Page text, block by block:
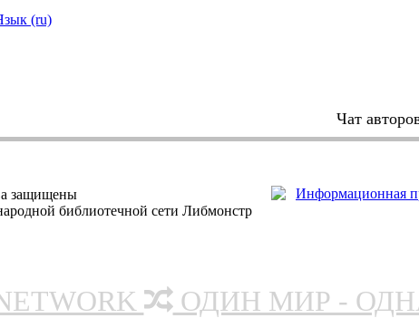
(ru)
Чат
защищены
библиотечной сети Либмонстр
ОДИН МИР -